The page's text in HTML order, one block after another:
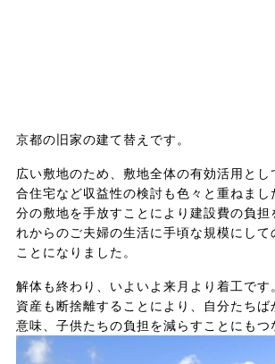
京都の旧家の建て替えです。
広い敷地のため、敷地全体の有効活用とし
合住宅など収益性の検討も色々と重ねまし
分の敷地を手放すことにより建設費の負担
れからのご夫婦の生活に手頃な規模にして
ことになりました。
解体も終わり、いよいよ来月より着工です
資産も断捨離することにより、自分たちば
意味、子供たちの負担を減らすことにもつ